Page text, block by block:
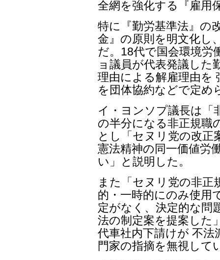
全網を強化する『雇用
特に『勤労基準法』の
金』の原則を明文化し
だ。18代で国会環境労
ョ議員が代表発議した
理由による解雇理由を
を団体協約などで定め
イ・ヨンソプ議長は「
の半分になる非正規職
とし「セヌリ党の改正
憲法精神の同一価値労
い」と説明した。
また「セヌリ党の非正
的・一時的にのみ使用
定がなく、決定的な問
法の制定案を提案した
代車社内下請けが 不
門家の指摘を無視して